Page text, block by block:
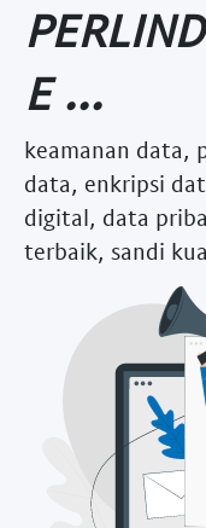
E ...
keamanan data,
data, enkripsi
digital, data
terbaik, sandi